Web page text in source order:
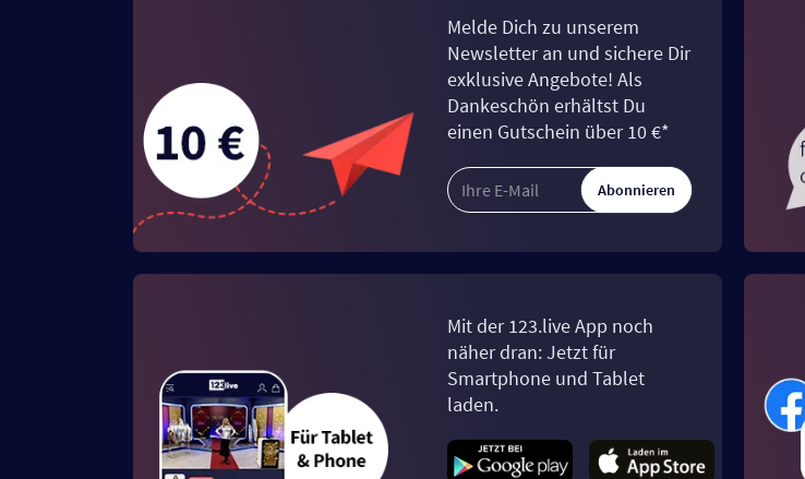
Melde Dich zu unserem
Newsletter an und sichere Dir
exklusive Angebote! Als
Dankeschön erhältst Du
einen Gutschein über 10 €*
Abonnieren
Mit der 123.live App noch
näher dran: Jetzt für
Smartphone und Tablet
laden.